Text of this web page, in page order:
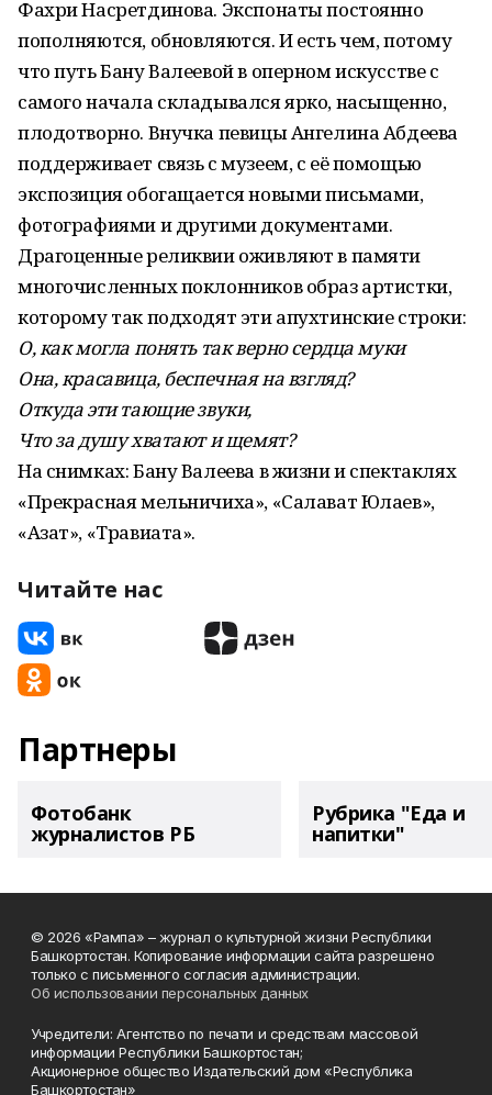
Фахри Насретдинова. Экспонаты постоянно
пополняются, обновляются. И есть чем, потому
что путь Бану Валеевой в оперном искусстве с
самого начала складывался ярко, насыщенно,
плодотворно. Внучка певицы Ангелина Абдеева
поддерживает связь с музеем, с её помощью
экспозиция обогащается новыми письмами,
фотографиями и другими документами.
Драгоценные реликвии оживляют в памяти
многочисленных поклонников образ артистки,
которому так подходят эти апухтинские строки:
О, как могла понять так верно сердца муки
Она, красавица, беспечная на взгляд?
Откуда эти тающие звуки,
Что за душу хватают и щемят?
На снимках: Бану Валеева в жизни и спек­таклях
«Прекрасная мельничиха», «Салават Юлаев»,
«Азат», «Травиата».
Читайте нас
Партнеры
Фотобанк
журналистов РБ
Рубрика "Еда и
напитки"
© 2026 «Рампа» – журнал о культурной жизни Республики
Башкортостан. Копирование информации сайта разрешено
только с письменного согласия администрации.
Об использовании персональных данных
Учредители: Агентство по печати и средствам массовой
информации Республики Башкортостан;
Акционерное общество Издательский дом «Республика
Башкортостан»